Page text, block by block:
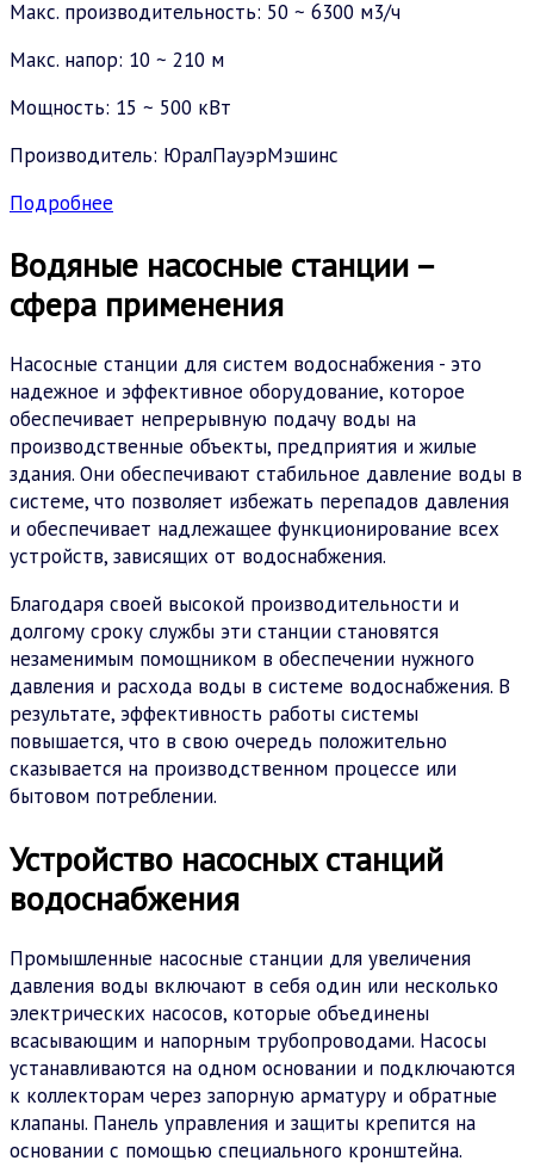
Макс. производительность: 50 ~ 6300 м3/ч
Макс. напор: 10 ~ 210 м
Мощность: 15 ~ 500 кВт
Производитель: ЮралПауэрМэшинс
Подробнее
Водяные насосные станции –
сфера применения
Насосные станции для систем водоснабжения - это
надежное и эффективное оборудование, которое
обеспечивает непрерывную подачу воды на
производственные объекты, предприятия и жилые
здания. Они обеспечивают стабильное давление воды в
системе, что позволяет избежать перепадов давления
и обеспечивает надлежащее функционирование всех
устройств, зависящих от водоснабжения.
Благодаря своей высокой производительности и
долгому сроку службы эти станции становятся
незаменимым помощником в обеспечении нужного
давления и расхода воды в системе водоснабжения. В
результате, эффективность работы системы
повышается, что в свою очередь положительно
сказывается на производственном процессе или
бытовом потреблении.
Устройство насосных станций
водоснабжения
Промышленные насосные станции для увеличения
давления воды включают в себя один или несколько
электрических насосов, которые объединены
всасывающим и напорным трубопроводами. Насосы
устанавливаются на одном основании и подключаются
к коллекторам через запорную арматуру и обратные
клапаны. Панель управления и защиты крепится на
основании с помощью специального кронштейна.